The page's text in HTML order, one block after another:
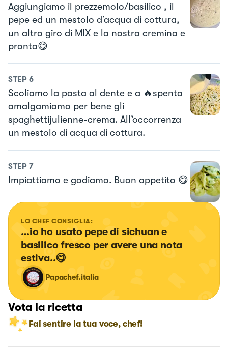
Aggiungiamo il prezzemolo/basilico , il
pepe ed un mestolo d’acqua di cottura,
un altro giro di MIX e la nostra cremina e
pronta😋
STEP 6
Scoliamo la pasta al dente e a 🔥spenta
amalgamiamo per bene gli
spaghettijulienne-crema. All’occorrenza
un mestolo di acqua di cottura.
STEP 7
Impiattiamo e godiamo. Buon appetito 😋
LO CHEF CONSIGLIA:
…io ho usato pepe di sichuan e
basilico fresco per avere una nota
estiva..😋
Papachef.italia
Vota la ricetta
Fai sentire la tua voce, chef!